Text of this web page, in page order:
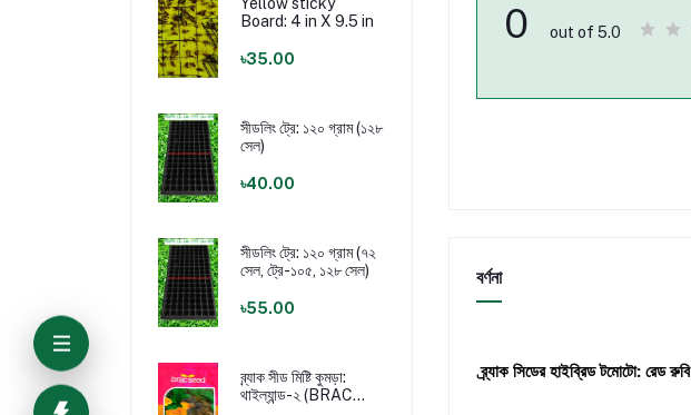
Yellow sticky
Board: 4 in X 9.5 in
৳35.00
সীডলিং ট্রে: ১২০ গ্রাম (১২৮
সেল)
৳40.00
সীডলিং ট্রে: ১২০ গ্রাম (৭২
সেল, ট্রে-১০৫, ১২৮ সেল)
৳55.00
ব্র্যাক সীড মিষ্টি কুমড়া:
থাইল্যান্ড-২ (BRAC
0 out of 5.0
বর্ণনা
ব্র্যাক সিডের হাইব্রিড টমোটো: রেড রুবি